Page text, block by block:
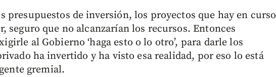
presupuestos de inversión, los proyectos que hay en curso
seguro que no alcanzarían los recursos. Entonces
al Gobierno ‘haga esto o lo otro’, para darle los
ha invertido y ha visto esa realidad, por eso lo está
gremial.